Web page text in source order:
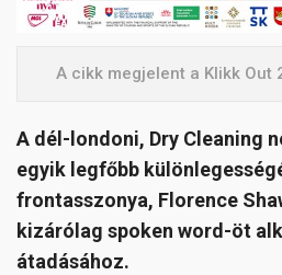
A cikk megjelent a Klikk Out
A dél-londoni, Dry Cleaning
egyik legfőbb
frontasszonya, Florence
kizárólag spoken word-öt
átadásához.